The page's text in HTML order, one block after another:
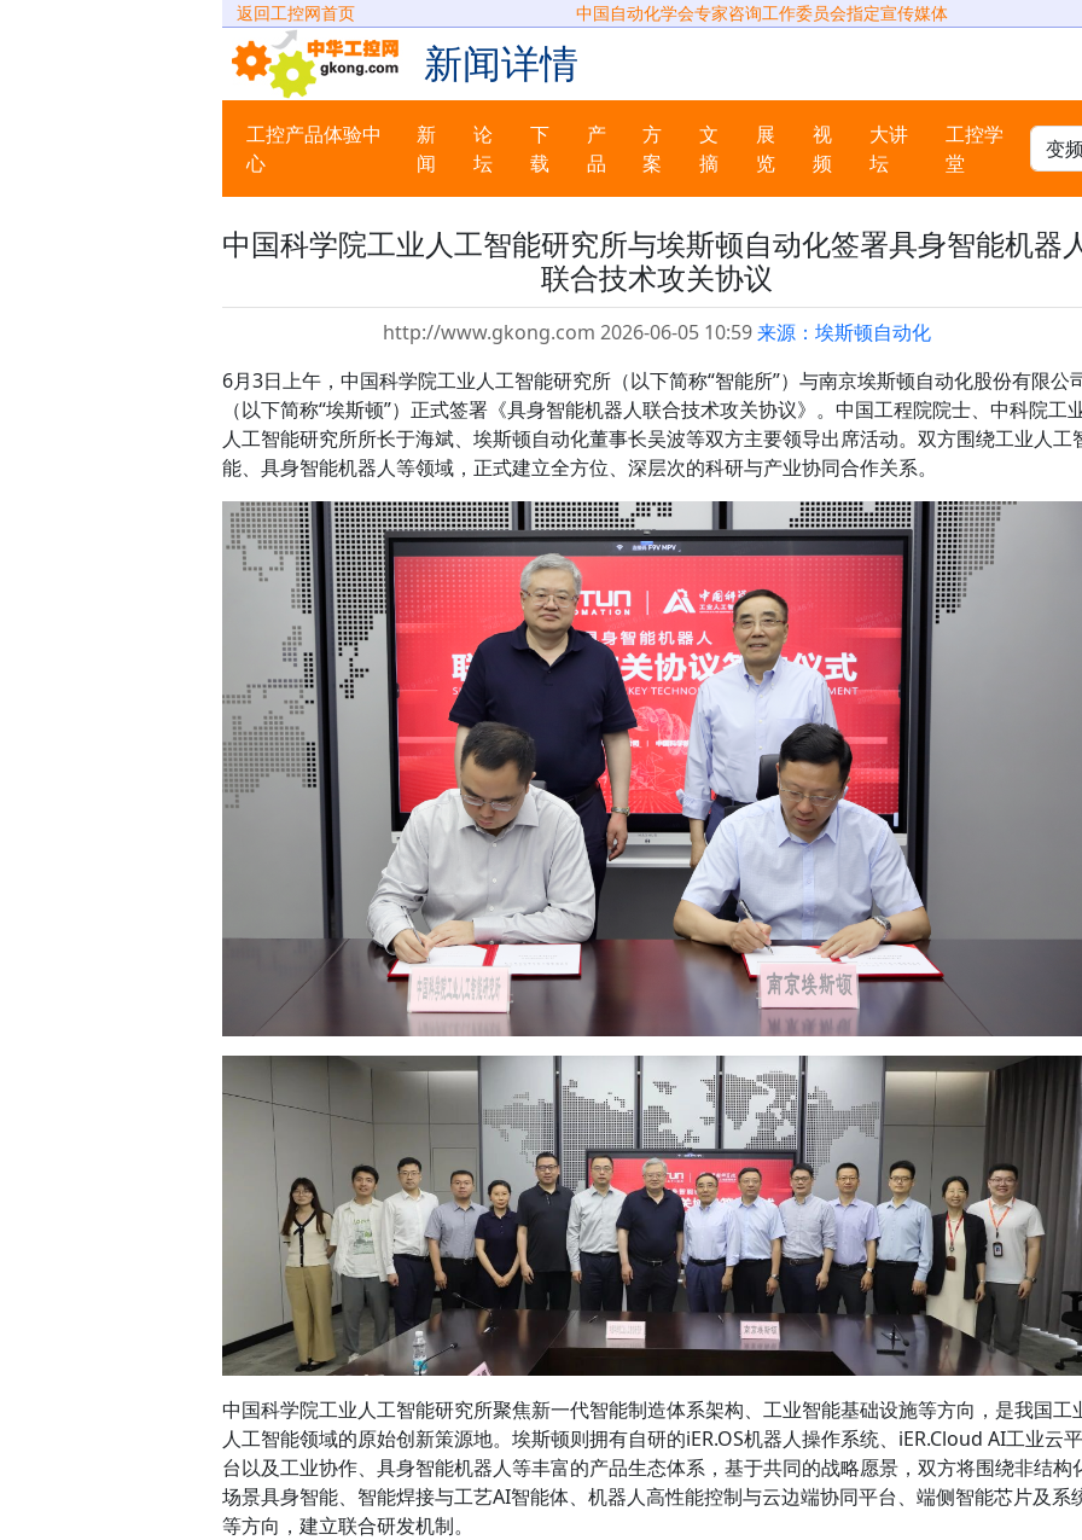
返回工控网首页 中国自动化学会专家咨询工作委员会指定宣传媒体
新闻详情
工控产品体验中
心
新
闻
论
坛
下
载
产
品
方
案
文
摘
展
览
视
频
大讲
坛
工控学
堂
中国科学院工业人工智能研究所与埃斯顿自动化签署具身智能机器
联合技术攻关协议
http://www.gkong.com 2026-06-05 10:59来源：埃斯顿自动化
6月3日上午，中国科学院工业人工智能研究所（以下简称“智能所”）与南京埃斯顿自动化股份有限公
（以下简称“埃斯顿”）正式签署《具身智能机器人联合技术攻关协议》。中国工程院院士、中科院工
人工智能研究所所长于海斌、埃斯顿自动化董事长吴波等双方主要领导出席活动。双方围绕工业人工
能、具身智能机器人等领域，正式建立全方位、深层次的科研与产业协同合作关系。
中国科学院工业人工智能研究所聚焦新一代智能制造体系架构、工业智能基础设施等方向，是我国工
人工智能领域的原始创新策源地。埃斯顿则拥有自研的iER.OS机器人操作系统、iER.Cloud AI工业云平
台以及工业协作、具身智能机器人等丰富的产品生态体系，基于共同的战略愿景，双方将围绕非结构
场景具身智能、智能焊接与工艺AI智能体、机器人高性能控制与云边端协同平台、端侧智能芯片及系
等方向，建立联合研发机制。